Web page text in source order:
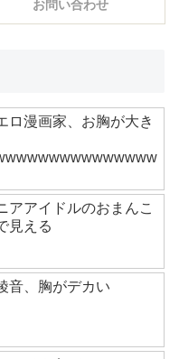
お問い合わせ
ロ漫画家、お胸が大き
アアイドルのおまんこ
見える
音、胸がデカい